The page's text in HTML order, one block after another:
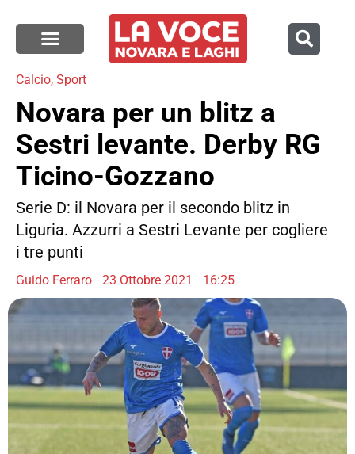
Calcio, Sport
Novara per un blitz a
Sestri levante. Derby RG
Ticino-Gozzano
Serie D: il Novara per il secondo blitz in
Liguria. Azzurri a Sestri Levante per cogliere
i tre punti
Guido Ferraro 23 Ottobre 2021 16:25